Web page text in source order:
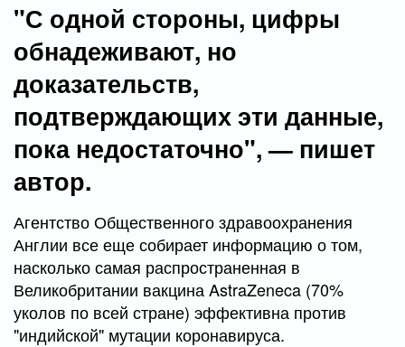
"С одной стороны, цифры
обнадеживают, но
доказательств,
подтверждающих эти данные,
пока недостаточно", — пишет
автор.
Агентство Общественного здравоохранения
Англии все еще собирает информацию о том,
насколько самая распространенная в
Великобритании вакцина AstraZeneca (70%
уколов по всей стране) эффективна против
"индийской" мутации коронавируса.